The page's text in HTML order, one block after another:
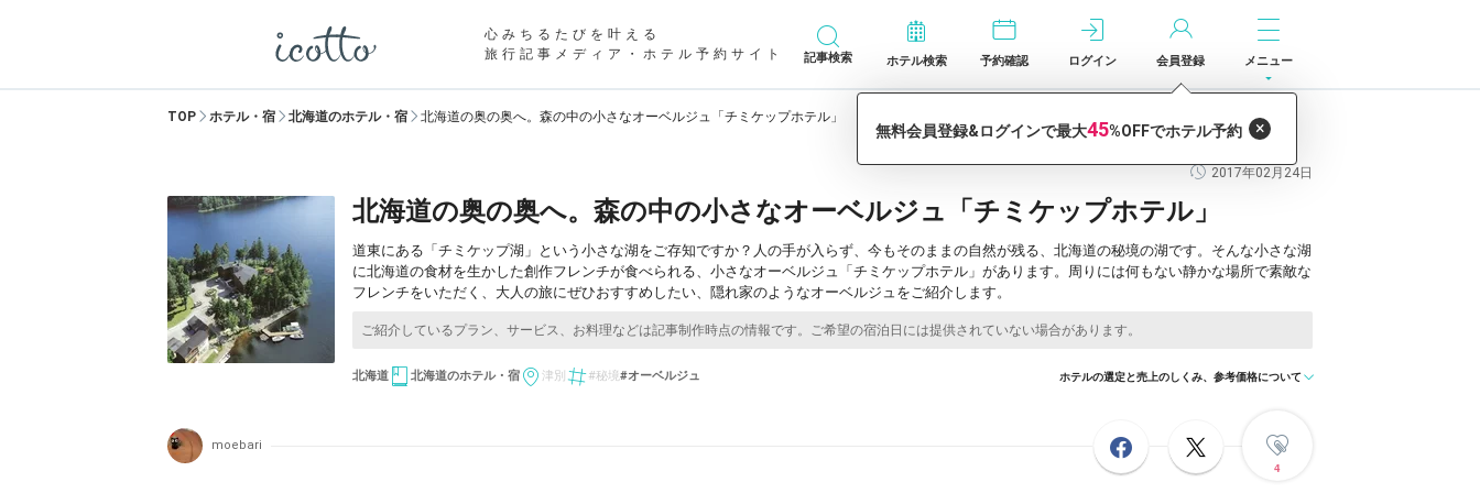
心みちるたびを叶える
旅行記事メディア・ホテル予約サイト
記事検索 ホテル検索 予約確認 ログイン 会員登録 メニュー
TOP ホテル・宿 北海道のホテル・宿 北海道の奥の奥へ。森の中の小さなオーベルジュ「チミケップホテル」
2017年02月24日
北海道の奥の奥へ。森の中の小さなオーベルジュ「チミケップホテル」
道東にある「チミケップ湖」という小さな湖をご存知ですか？人の手が入らず、今もそのままの自然が残る、北海道の秘境の湖です。そんな小さな湖
に北海道の食材を生かした創作フレンチが食べられる、小さなオーベルジュ「チミケップホテル」があります。周りには何もない静かな場所で素敵な
フレンチをいただく、大人の旅にぜひおすすめしたい、隠れ家のようなオーベルジュをご紹介します。
北海道 北海道のホテル・宿 津別 #秘境#オーベルジュ ホテルの選定と売上のしくみ、参考価格について
moebari
4